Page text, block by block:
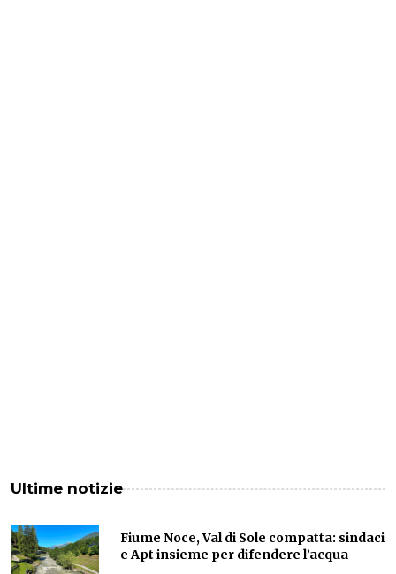
Ultime notizie
Fiume Noce, Val di Sole compatta: sindaci
e Apt insieme per difendere l’acqua